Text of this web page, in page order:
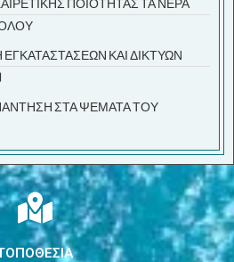
ΠΟΙΟΤΗΤΑΣ ΤΑ ΝΕΡΑ
ΚΑΙ ΔΙΚΤΥΩΝ
ΣΤΑ ΨΕΜΑΤΑ ΤΟΥ